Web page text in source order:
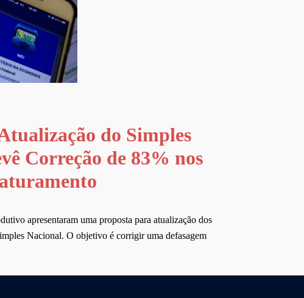
do Simples
Correção de 83% nos
apresentaram uma proposta para atualização dos
Nacional. O objetivo é corrigir uma defasagem